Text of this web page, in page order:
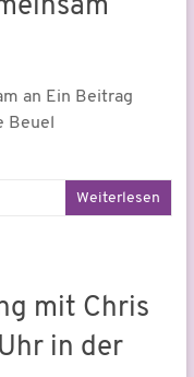
an Ein Beitrag
Beuel
Weiterlesen
mit Chris
in der